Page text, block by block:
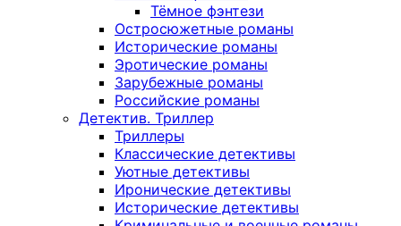
Тёмное фэнтези
Остросюжетные романы
Исторические романы
Эротические романы
Зарубежные романы
Российские романы
Детектив. Триллер
Триллеры
Классические детективы
Уютные детективы
Иронические детективы
Исторические детективы